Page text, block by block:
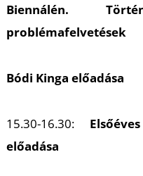
Biennálén.
problémafelvetések
Bódi Kinga előadása
15.30-16.30:
előadása